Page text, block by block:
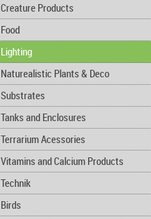
Creature Products
Food
Lighting
Naturealistic Plants & Deco
Substrates
Tanks and Enclosures
Terrarium Acessories
Vitamins and Calcium Products
Technik
Birds